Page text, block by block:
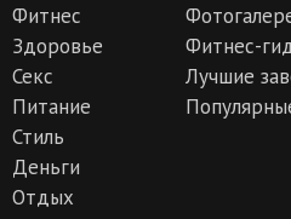
Фитнес
Здоровье
Секс
Питание
Стиль
Деньги
Отдых
Фитнес-
Лучшие